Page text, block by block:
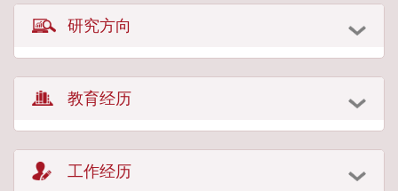
研究方向
教育经历
工作经历